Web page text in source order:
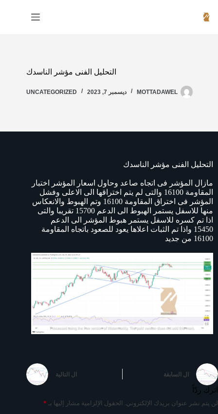
التحليل الفنى مؤشر الناسدك
MOTTADAWEL ديسمبر 7, 2023 UNCATEGORIZED
التحليل الفنى مؤشر الناسدك
مازال المؤشر فى اتجاه صاعد وحاول اسعار المؤشر اختبار
المقاومة 16100 والتى لم يتم اختراقها الى الاعلى وفشل
المؤشر فى اختراق المقاومة 16100 وتم الهبوط والانعكاس
منها للاسفل يستمر الهبوط الى الدعم 15700 تقريبا والتى
اذا تم كسره للاسفل يستمر هبوط المؤشر الى الدعم
15450 واذا تم الثبات اعلاها يعود للصعود باتجاه المقاومة
16100 من جديد
ال السابقة ال التالية
اترك ردّاً
لن يتم نشر عنوان بريدك الإلكتروني. الحقول الإلزامية مشار إليها بـ *